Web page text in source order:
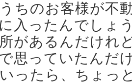
ちのお客様が不
入ったんでしょ
があるんだけれ
思っていたんだ
ったら、ちょっ